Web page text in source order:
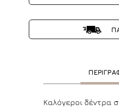
Καλόγεροι δέντρα